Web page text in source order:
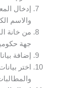
إدخال
والاسم
من خانة
جهة
إضافة
اختر